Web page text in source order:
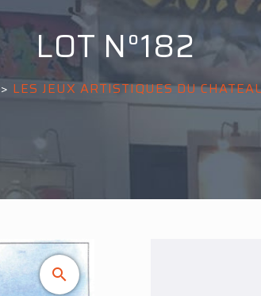
LOT N°182
> LES JEUX ARTISTIQUES DU